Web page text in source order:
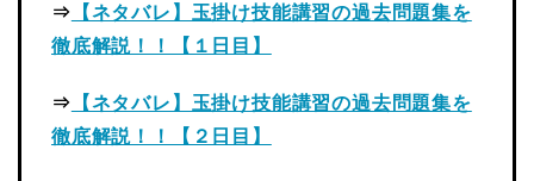
⇒ 【ネタバレ】玉掛け技能講習の過去問題集を
徹底解説！！【１日目】
⇒ 【ネタバレ】玉掛け技能講習の過去問題集を
徹底解説！！【２日目】